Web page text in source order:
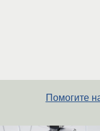
Помогите